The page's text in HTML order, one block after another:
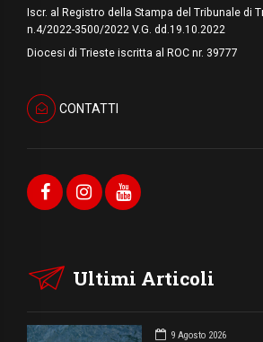
Iscr. al Registro della Stampa del Tribunale di
n.4/2022-3500/2022 V.G. dd.19.10.2022
Diocesi di Trieste iscritta al ROC nr. 39777
CONTATTI
Ultimi Articoli
9 Agosto 2026